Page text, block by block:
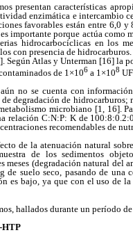
presentan características
enzimática e intercambio
favorables están entre 6,0
importante porque actúa
hidrocarbocíclicas en los
con presencia de
Atlas y Unterman [16] la
de 1×106 a 1×108
no se cuenta con
degradación de
microbiano [1, 16].
relación C:N:P: K de
recomendables de
de la atenuación natural
de los sedimentos
meses (degradación natural del
suelo seco, pasando de
es bajo, ya que con el uso de
hallados durante un período
HTP